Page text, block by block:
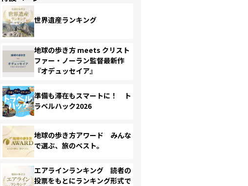
世界遺産ランキング
地球の歩き方 meets クリスト
ファー・ノーラン監督最新作
『オデュッセイア』
準備も滞在もスマートに！ ト
ラベルハック2026
地球の歩き方アワード みんな
で選ぶ、旅のベスト。
エアラインランキング 読者の
投票をもとにランキング形式で